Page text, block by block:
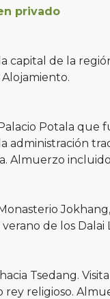
privado
la capital de la
Alojamiento.
Potala que
administración
Almuerzo
verano de los
Tsedang.
rey religioso.